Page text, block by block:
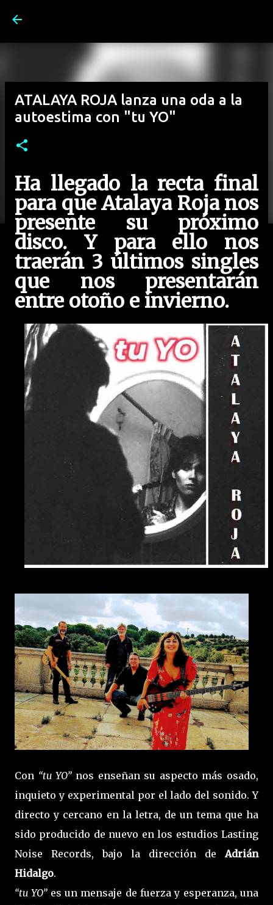
ATALAYA ROJA lanza una oda a la
autoestima con "tu YO"
Ha llegado la recta final
para que Atalaya Roja nos
presente su próximo
disco. Y para ello nos
traerán 3 últimos singles
que nos presentarán
entre otoño e invierno.
Con “tu YO”nos enseñan su aspecto más osado,
inquieto y experimental por el lado del sonido. Y
directo y cercano en la letra, de un tema que ha
sido producido de nuevo en los estudios Lasting
Noise Records, bajo la dirección de Adrián
Hidalgo.
“tu YO”es un mensaje de fuerza y esperanza, una